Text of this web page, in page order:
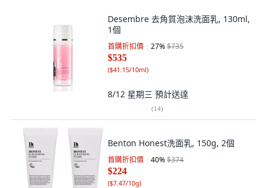
Desembre 去角質泡沫洗面乳, 130ml,
1個
首購折扣價 27%$735
$535
($41.15/10ml)
8/12 星期三 預計送達
(14)
Benton Honest洗面乳, 150g, 2個
首購折扣價 40%$374
$224
($7.47/10g)